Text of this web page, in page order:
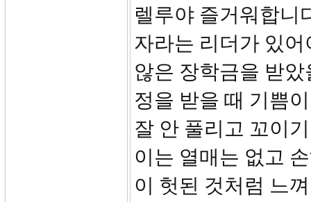
렐루야 즐거워합니
자라는 리더가 있
않은 장학금을 받
정을 받을 때 기쁨
잘 안 풀리고 꼬이
이는 열매는 없고
이 헛된 것처럼 느